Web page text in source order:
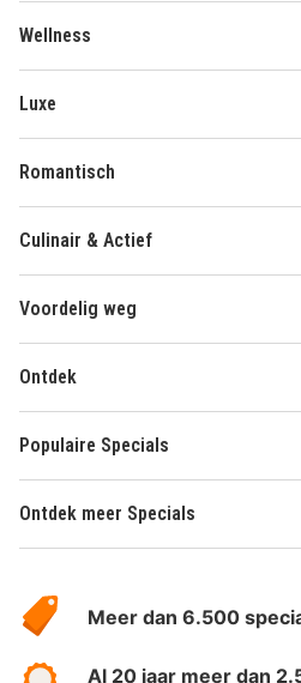
Wellness
Luxe
Romantisch
Culinair & Actief
Voordelig weg
Ontdek
Populaire Specials
Ontdek meer Specials
HotelSpecials
Meer dan 6.500
Al 20 jaar meer dan